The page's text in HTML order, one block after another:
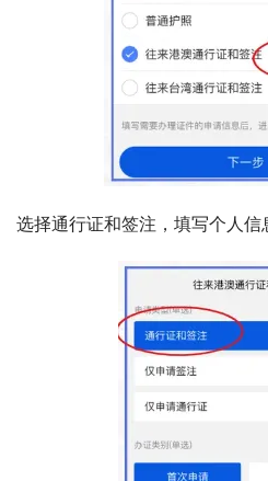
选择通行证和签注，填写个人